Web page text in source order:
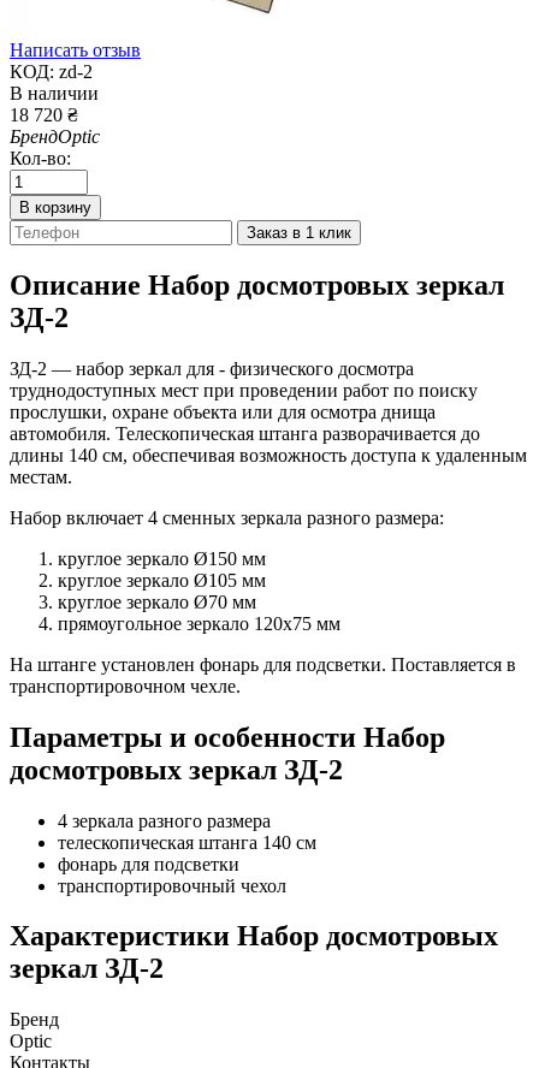
Написать отзыв
КОД: zd-2
В наличии
18 720 ₴
БрендOptic
Кол-во:
В корзину
Заказ в 1 клик
Описание Набор досмотровых зеркал
ЗД-2
ЗД-2 — набор зеркал для - физического досмотра
труднодоступных мест при проведении работ по поиску
прослушки, охране объекта или для осмотра днища
автомобиля. Телескопическая штанга разворачивается до
длины 140 см, обеспечивая возможность доступа к удаленным
местам.
Набор включает 4 сменных зеркала разного размера:
круглое зеркало Ø150 мм
круглое зеркало Ø105 мм
круглое зеркало Ø70 мм
прямоугольное зеркало 120x75 мм
На штанге установлен фонарь для подсветки. Поставляется в
транспортировочном чехле.
Параметры и особенности Набор
досмотровых зеркал ЗД-2
4 зеркала разного размера
телескопическая штанга 140 см
фонарь для подсветки
транспортировочный чехол
Характеристики Набор досмотровых
зеркал ЗД-2
Бренд
Optic
Контакты